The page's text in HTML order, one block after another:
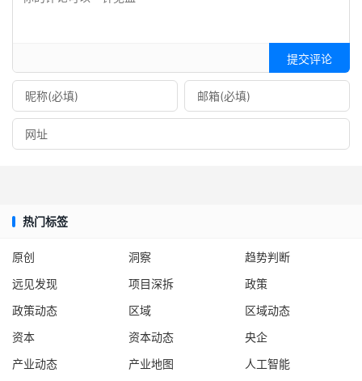
提交评论
热门标签
原创 洞察
趋势判断
远见发现
项目深拆
政策
政策动态
区域
区域动态
资本
资本动态
央企
产业动态
产业地图 人工智能